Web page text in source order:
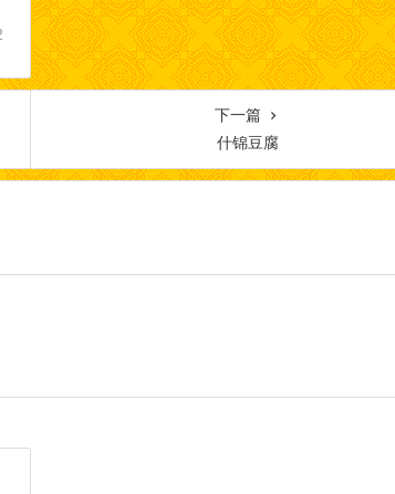
下一篇
什锦豆腐